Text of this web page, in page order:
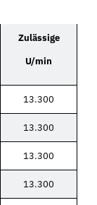
Zulässige
U/min
13.300
13.300
13.300
13.300